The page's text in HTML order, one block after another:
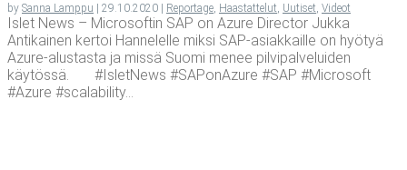
by Sanna Lamppu | 29.10.2020 | Reportage, Haastattelut, Uutiset, Videot
Islet News – Microsoftin SAP on Azure Director Jukka
Antikainen kertoi Hannelelle miksi SAP-asiakkaille on hyötyä
Azure-alustasta ja missä Suomi menee pilvipalveluiden
käytössä. #IsletNews #SAPonAzure #SAP #Microsoft
#Azure #scalability...